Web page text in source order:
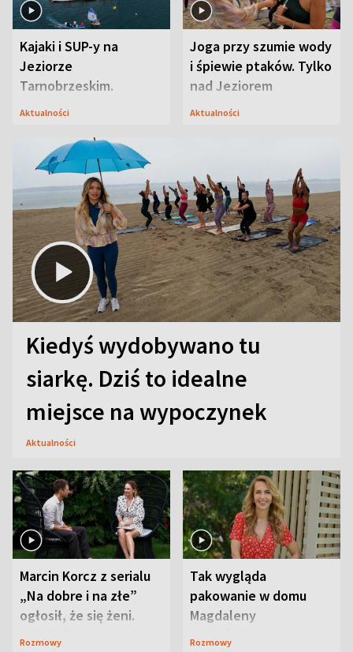
Kajaki i SUP-y na
Jeziorze
Tarnobrzeskim.
Przyrodnicy zwracają
Aktualności
Joga przy szumie wody
i śpiewie ptaków. Tylko
nad Jeziorem
Tarnobrzeskim
Aktualności
Kiedyś wydobywano tu
siarkę. Dziś to idealne
miejsce na wypoczynek
Aktualności
Marcin Korcz z serialu
„Na dobre i na złe”
ogłosił, że się żeni.
Zdradził, co zmienił
Rozmowy
Tak wygląda
pakowanie w domu
Magdaleny
Waligórskiej-Lisieckiej.
Rozmowy